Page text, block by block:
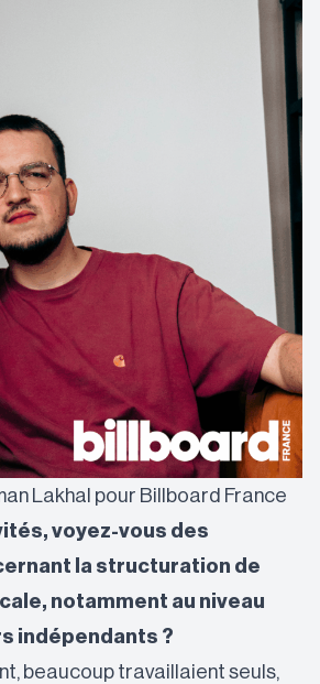
Lakhal pour Billboard France
voyez-vous des
la structuration de
notamment au niveau
indépendants ?
beaucoup travaillaient seuls,